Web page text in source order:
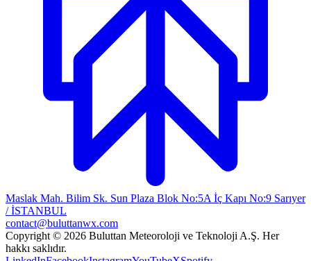
Maslak Mah. Bilim Sk. Sun Plaza Blok No:5A İç Kapı No:9 Sarıyer
/ İSTANBUL
contact@buluttanwx.com
Copyright © 2026 Buluttan Meteoroloji ve Teknoloji A.Ş. Her
hakkı saklıdır.